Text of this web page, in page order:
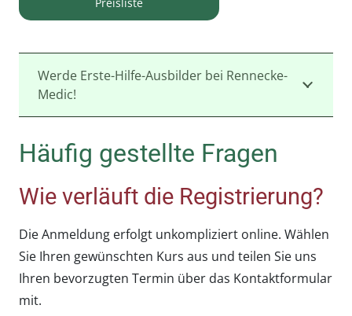
Werde Erste-Hilfe-Ausbilder bei Rennecke-
Medic!
Häufig gestellte Fragen
Wie verläuft die Registrierung?
Die Anmeldung erfolgt unkompliziert online. Wählen
Sie Ihren gewünschten Kurs aus und teilen Sie uns
Ihren bevorzugten Termin über das Kontaktformular
mit.